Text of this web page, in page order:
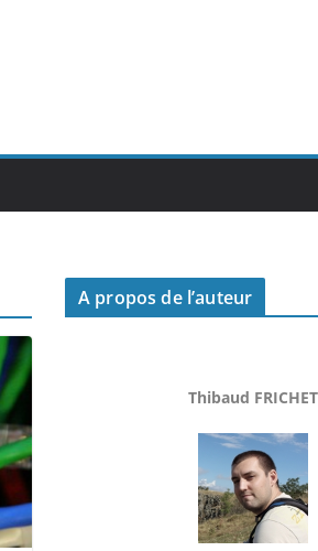
A propos de l’auteur
Thibaud FRICHET